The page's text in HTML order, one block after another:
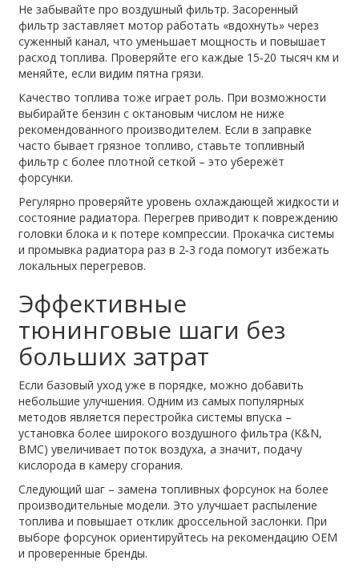
Не забывайте про воздушный фильтр. Засоренный
фильтр заставляет мотор работать «вдохнуть» через
суженный канал, что уменьшает мощность и повышает
расход топлива. Проверяйте его каждые 15‑20 тысяч км и
меняйте, если видим пятна грязи.
Качество топлива тоже играет роль. При возможности
выбирайте бензин с октановым числом не ниже
рекомендованного производителем. Если в заправке
часто бывает грязное топливо, ставьте топливный
фильтр с более плотной сеткой – это убережёт
форсунки.
Регулярно проверяйте уровень охлаждающей жидкости и
состояние радиатора. Перегрев приводит к повреждению
головки блока и к потере компрессии. Прокачка системы
и промывка радиатора раз в 2‑3 года помогут избежать
локальных перегревов.
Эффективные
тюнинговые шаги без
больших затрат
Если базовый уход уже в порядке, можно добавить
небольшие улучшения. Одним из самых популярных
методов является перестройка системы впуска –
установка более широкого воздушного фильтра (K&N,
BMC) увеличивает поток воздуха, а значит, подачу
кислорода в камеру сгорания.
Следующий шаг – замена топливных форсунок на более
производительные модели. Это улучшает распыление
топлива и повышает отклик дроссельной заслонки. При
выборе форсунок ориентируйтесь на рекомендацию OEM
и проверенные бренды.